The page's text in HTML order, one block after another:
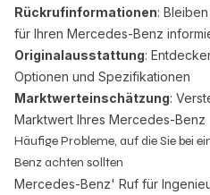
Rückrufinformationen:
für Ihren Mercedes-Benz
Originalausstattung:
Optionen und Spezifikationen
Marktwerteinschätzung:
Marktwert Ihres Mercedes-Benz
Häufige Probleme, auf die Sie bei
Benz achten sollten
Mercedes-Benz' Ruf für